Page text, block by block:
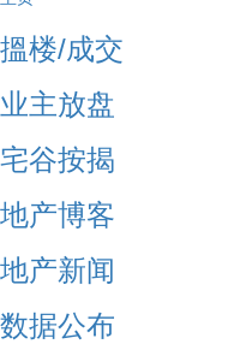
搵楼/成交
业主放盘
宅谷按揭
地产博客
地产新闻
数据公布